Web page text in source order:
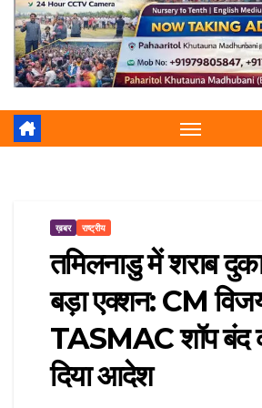
ख़बर राष्ट्रीय
तमिलनाडु में शराब
बड़ा एक्शन: CM
TASMAC शॉप बंद
दिया आदेश
pa
m
e